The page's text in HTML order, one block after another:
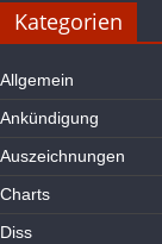
Kategorien
Allgemein
Ankündigung
Auszeichnungen
Charts
Diss